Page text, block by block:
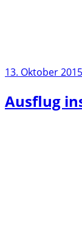
13. Oktober 2015
Ausflug